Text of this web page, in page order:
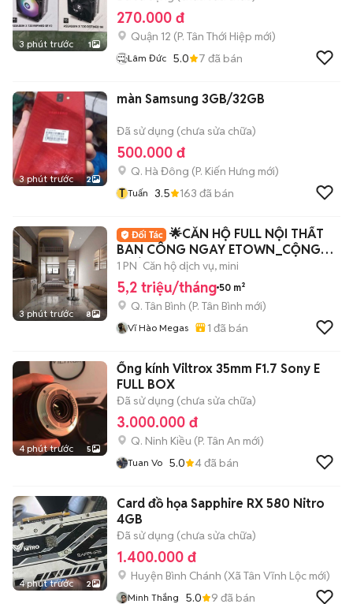
3 phút trước 1
270.000 đ
Quận 12 (P. Tân Thới Hiệp mới)
Lâm Đức 5.0 7 đã bán
3 phút trước 2
màn Samsung 3GB/32GB
Đã sử dụng (chưa sửa chữa)
500.000 đ
Q. Hà Đông (P. Kiến Hưng mới)
T Tuấn 3.5 163 đã bán
3 phút trước 8
🌟CĂN HỘ FULL NỘI THẤT
BAN CÔNG NGAY ETOWN_CỘNG
HOÀ
1 PN Căn hộ dịch vụ, mini
5,2 triệu/tháng 50 m²
Q. Tân Bình (P. Tân Bình mới)
Vĩ Hào Megas 1 đã bán
4 phút trước 5
Ống kính Viltrox 35mm F1.7 Sony E
FULL BOX
Đã sử dụng (chưa sửa chữa)
3.000.000 đ
Q. Ninh Kiều (P. Tân An mới)
Tuan Vo 5.0 4đã bán
4 phút trước 2
Card đồ họa Sapphire RX 580 Nitro
4GB
Đã sử dụng (chưa sửa chữa)
1.400.000 đ
Huyện Bình Chánh (Xã Tân Vĩnh Lộc mới)
Minh Thắng 5.0 9 đã bán